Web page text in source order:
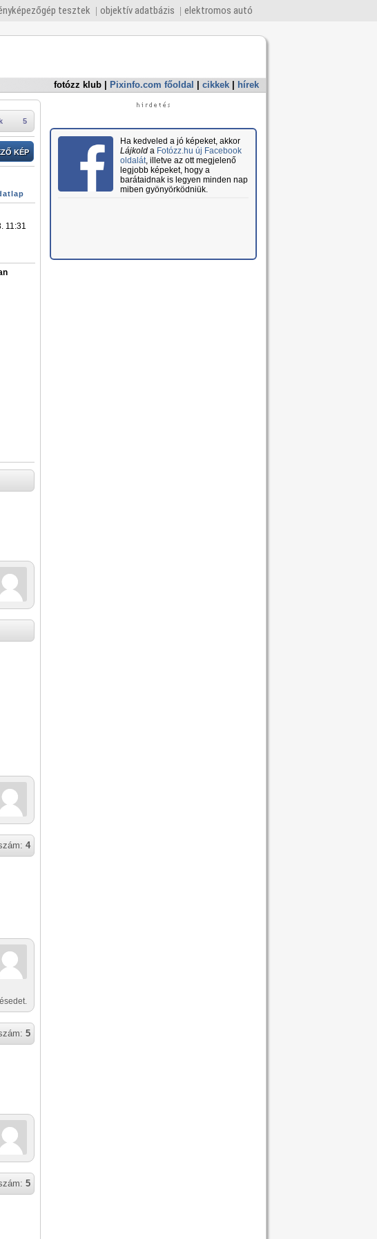
tesztek objektív adatbázis elektromos autó
fotózz klub Pixinfo.com főoldal cikkek hírek
5
KÉP
11:31
4
5
5
Ha kedveled a jó képeket, akkor
Lájkolda Fotózz.hu új Facebook
oldalát, illetve az ott megjelenő
legjobb képeket, hogy a
barátaidnak is legyen minden nap
miben gyönyörködniük.